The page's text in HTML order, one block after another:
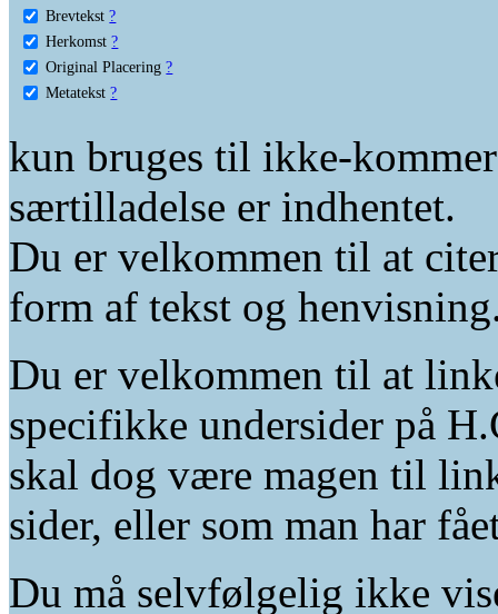
Brevtekst ?
Herkomst ?
Original Placering ?
Metatekst ?
kun bruges til ikke-
særtilladelse er indhentet.
Du er velkommen til at
form af tekst og
Du er velkommen til at
specifikke undersider på
skal dog være magen til
sider, eller som man har
Du må selvfølgelig ikke